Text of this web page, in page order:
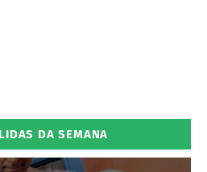
DA SEMANA